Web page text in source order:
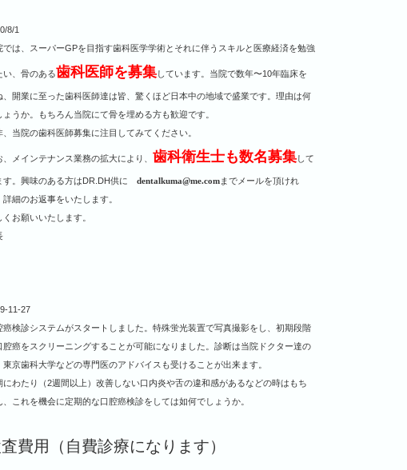
8/1
では、スーパーGPを目指す歯科医学学術とそれに伴うスキルと医療経済を勉強
い、骨のある歯科医師を募集しています。当院で数年〜10年臨床を
、開業に至った歯科医師達は皆、驚くほど日本中の地域で盛業です。理由は何
ょうか。もちろん当院にて骨を埋める方も歓迎です。
、当院の歯科医師募集に注目してみてください。
、メインテナンス業務の拡大により、 歯科衛生士も数名募集して
す。興味のある方はDR.DH供に dentalkuma@me.comまでメールを頂けれ
詳細のお返事をいたします。
くお願いいたします。
11-27
癌検診システムがスタートしました。特殊蛍光装置で写真撮影をし、初期段階
腔癌をスクリーニングすることが可能になりました。診断は当院ドクター達の
東京歯科大学などの専門医のアドバイスも受けることが出来ます。
にわたり（2週間以上）改善しない口内炎や舌の違和感があるなどの時はもち
、これを機会に定期的な口腔癌検診をしては如何でしょうか。
費用（自費診療になります）